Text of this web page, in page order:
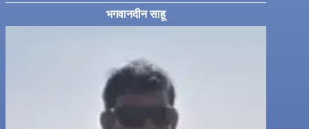
भगवानदीन साहू